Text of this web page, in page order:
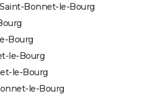
Bonnet-le-Bourg
Bourg
le-Bourg
le-Bourg
le-Bourg